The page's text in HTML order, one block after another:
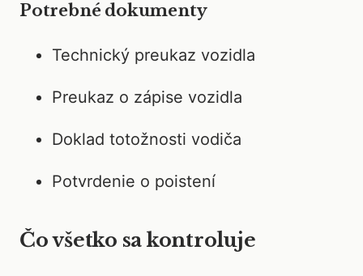
Potrebné dokumenty
Technický preukaz vozidla
Preukaz o zápise vozidla
Doklad totožnosti vodiča
Potvrdenie o poistení
Čo všetko sa kontroluje